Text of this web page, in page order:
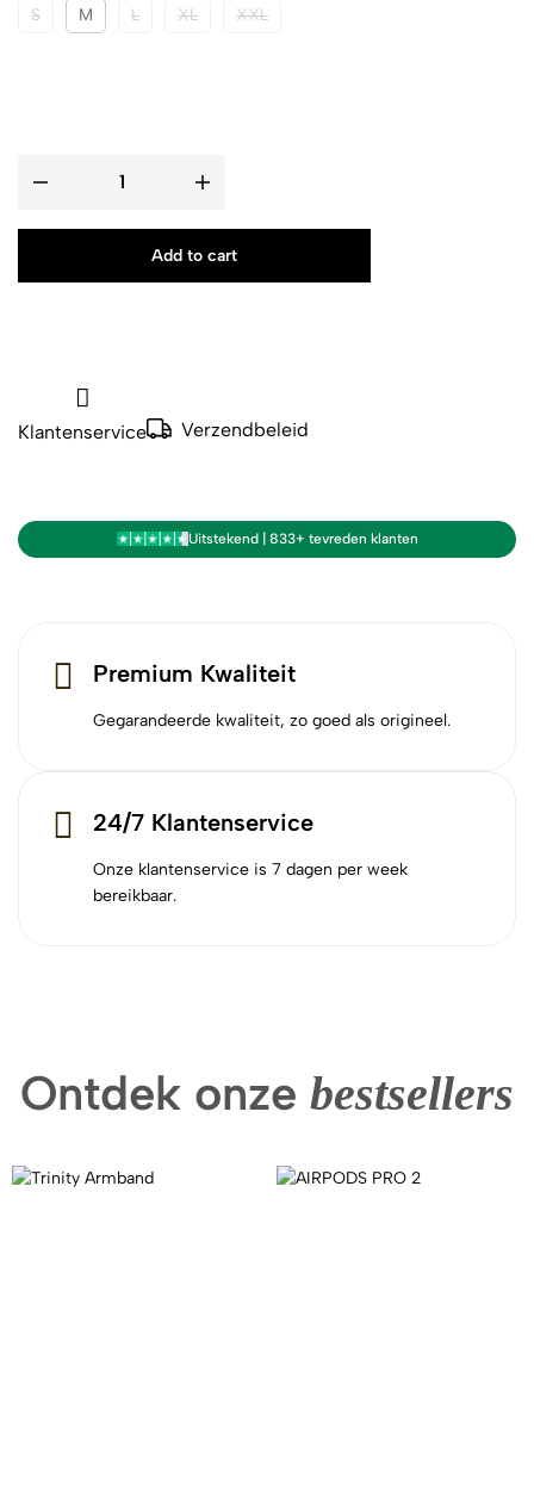
S M L XL XXL
Add to cart
Klantenservice Verzendbeleid
Uitstekend | 833+ tevreden klanten
Premium Kwaliteit
Gegarandeerde kwaliteit, zo goed als origineel.
24/7 Klantenservice
Onze klantenservice is 7 dagen per week
bereikbaar.
Ontdek onze bestsellers